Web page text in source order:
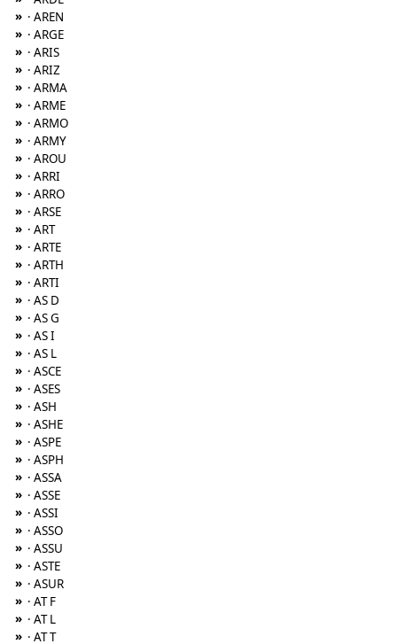
» · AREN
» · ARGE
» · ARIS
» · ARIZ
» · ARMA
» · ARME
» · ARMO
» · ARMY
» · AROU
» · ARRI
» · ARRO
» · ARSE
» · ART
» · ARTE
» · ARTH
» · ARTI
» · AS D
» · AS G
» · AS I
» · AS L
» · ASCE
» · ASES
» · ASH
» · ASHE
» · ASPE
» · ASPH
» · ASSA
» · ASSE
» · ASSI
» · ASSO
» · ASSU
» · ASTE
» · ASUR
» · AT F
» · AT L
» · AT T